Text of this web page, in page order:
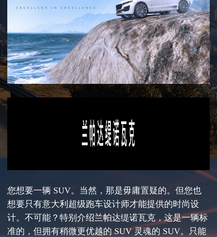
您想要一辆 SUV。当然，那是毋庸置疑的。但您也
想要只有意大利超级跑车设计师才能提供的时尚设
计。不可能？特别介绍兰帕达缇诺瓦克，这是一辆标
准的，但拥有稍微更优越的 SUV 灵魂的 SUV。只能